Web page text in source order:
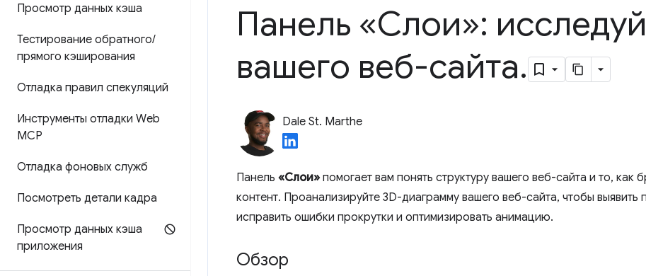
Просмотр данных кэша
Тестирование обратного/
прямого кэширования
Отладка правил спекуляций
Инструменты отладки Web
MCP
Отладка фоновых служб
Посмотреть детали кадра
Просмотр данных кэша
приложения
Панель «Слои»:
вашего веб-сайта.
Dale St. Marthe
Панель «Слои» помогает вам понять структуру вашего веб-сайта и то, как
контент. Проанализируйте 3D-диаграмму вашего веб-сайта, чтобы
исправить ошибки прокрутки и оптимизировать анимацию.
Обзор